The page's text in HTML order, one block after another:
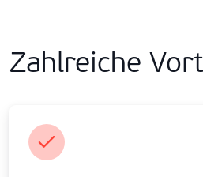
Zahlreiche